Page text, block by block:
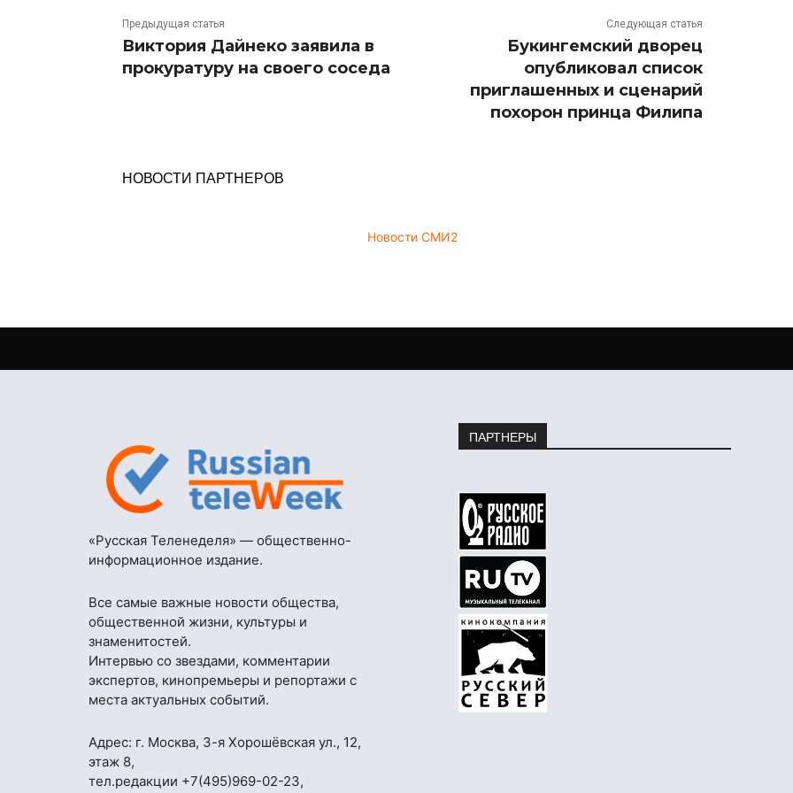
Предыдущая статья
Виктория Дайнеко заявила в
прокуратуру на своего соседа
Следующая статья
Букингемский дворец
опубликовал список
приглашенных и сценарий
похорон принца Филипа
НОВОСТИ ПАРТНЕРОВ
Новости СМИ2
«Русская Теленеделя» — общественно-
информационное издание.
Все самые важные новости общества,
общественной жизни, культуры и
знаменитостей.
Интервью со звездами, комментарии
экспертов, кинопремьеры и репортажи с
места актуальных событий.
Адрес: г. Москва, 3-я Хорошёвская ул., 12,
этаж 8,
тел.редакции +7(495)969-02-23,
ПАРТНЕРЫ